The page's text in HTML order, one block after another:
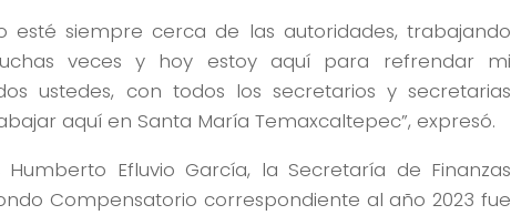
esté siempre cerca de las autoridades, trabajando
veces y hoy estoy aquí para refrendar mi
ustedes, con todos los secretarios y secretarias
aquí en Santa María Temaxcaltepec”, expresó.
Efluvio García, la Secretaría de Finanzas
Compensatorio correspondiente al año 2023 fue